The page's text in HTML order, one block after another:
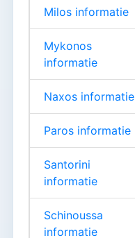
Milos informatie
Mykonos
informatie
Naxos informatie
Paros informatie
Santorini
informatie
Schinoussa
informatie